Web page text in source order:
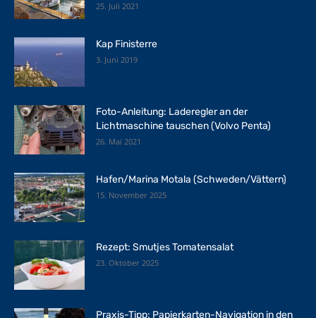
25. Juli 2021
Kap Finisterre
3. Juni 2019
Foto-Anleitung: Laderegler an der
Lichtmaschine tauschen (Volvo Penta)
26. Mai 2021
Hafen/Marina Motala (Schweden/Vättern)
15. November 2025
Rezept: Smutjes Tomatensalat
23. Oktober 2025
Praxis-Tipp: Papierkarten-Navigation in den